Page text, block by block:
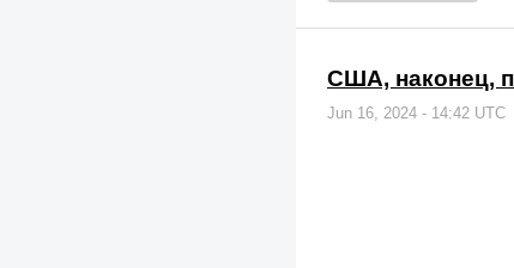
США, наконец,
Jun 16, 2024 - 14:42 UTC